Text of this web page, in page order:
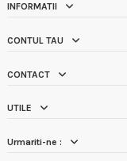
INFORMATII
CONTUL TAU
CONTACT
UTILE
Urmariti-ne :